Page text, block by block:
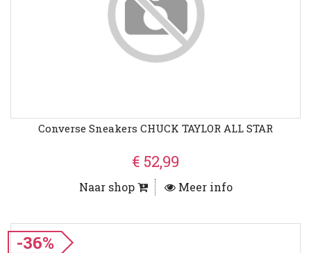
Converse Sneakers CHUCK TAYLOR ALL STAR
€ 52,99
Naar shop Meer info
-36%